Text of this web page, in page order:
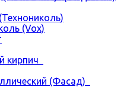
(Vox)
кирпич
(Фасад)